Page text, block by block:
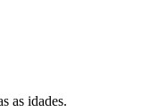
as idades.